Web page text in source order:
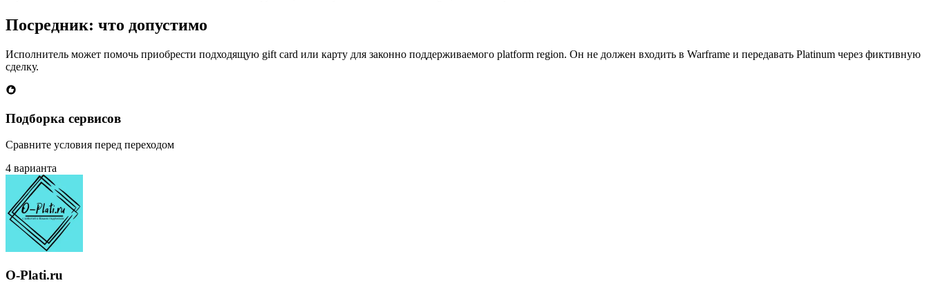
Посредник: что допустимо
Исполнитель может помочь приобрести подходящую gift card или карту для законно поддерживаемого platform region. Он не должен входить в Warframe и передавать Platinum через фиктивную
сделку.
Подборка сервисов
Сравните условия перед переходом
4 варианта
O-Plati.ru